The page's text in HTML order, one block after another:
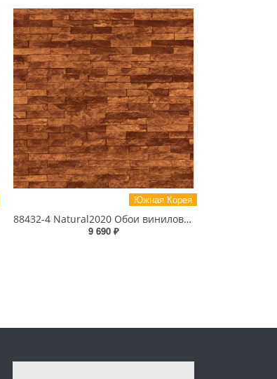
Южная Корея
88432-4 Natural2020 Обои виниловые на бумажной основе 1.06*15.6
9 690 ₽